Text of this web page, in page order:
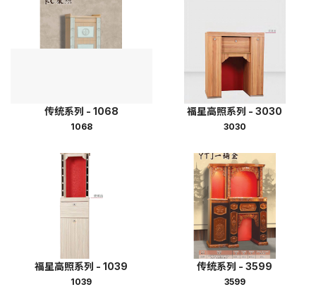
传统系列 - 1068
1068
福星高照系列 - 3030
3030
福星高照系列 - 1039
1039
传统系列 - 3599
3599